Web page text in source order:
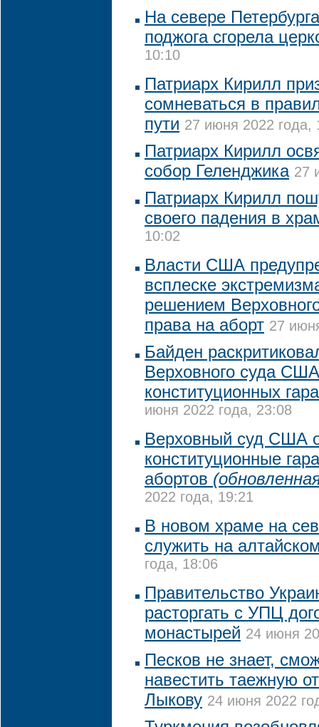
На севере
поджога сгорела
10:10
Патриарх Кирилл
сомневаться в
пути 27 июня 2022 года,
Патриарх Кирилл
собор Геленджика 27
Патриарх Кирилл
своего падения в
10:02
Власти США
всплеске
решением
права на аборт 27
Байден
Верховного суда
конституционных
июня 2022 года, 23:08
Верховный суд США
конституционные
абортов
2022 года, 19:21
В новом храме на
служить на
года, 18:06
Правительство
расторгать с УПЦ
монастырей 24 июня
Песков не знает,
навестить таежную
Лыкову 24 июня 2022